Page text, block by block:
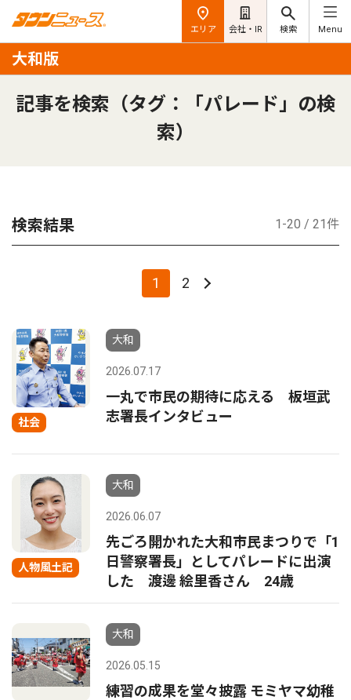
エリア 会社・IR 検索 Menu
大和版
記事を検索（タグ：「パレード」の検
索）
検索結果 1-20 / 21件
1 2
社会
大和
2026.07.17
一丸で市民の期待に応える 板垣武
志署長インタビュー
人物風土記
大和
2026.06.07
先ごろ開かれた大和市民まつりで「1
日警察署長」としてパレードに出演
した 渡邊 絵里香さん 24歳
大和
2026.05.15
練習の成果を堂々披露 モミヤマ幼稚